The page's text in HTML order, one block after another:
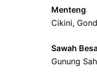
Menteng
Cikini,
Sawah
Gunung